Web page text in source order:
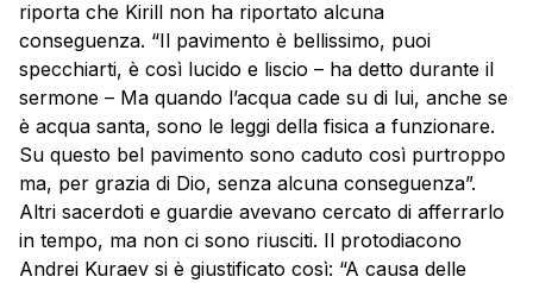
riporta che Kirill non ha riportato alcuna
conseguenza. “Il pavimento è bellissimo, puoi
specchiarti, è così lucido e liscio – ha detto durante il
sermone – Ma quando l’acqua cade su di lui, anche se
è acqua santa, sono le leggi della fisica a funzionare.
Su questo bel pavimento sono caduto così purtroppo
ma, per grazia di Dio, senza alcuna conseguenza”.
Altri sacerdoti e guardie avevano cercato di afferrarlo
in tempo, ma non ci sono riusciti. Il protodiacono
Andrei Kuraev si è giustificato così: “A causa delle